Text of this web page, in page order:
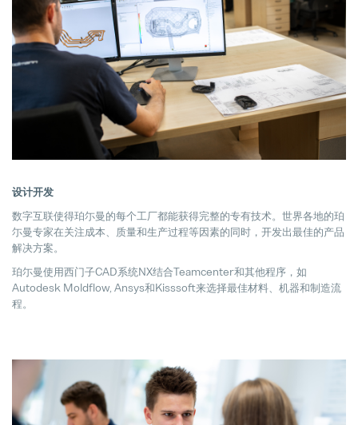
Pollmann is once again a
28. April 2025
Pollmann optimizes European
03. April 2025
hofer powertrain and Pollmann
11. March 2025
18. December 2024
设计开发
数字互联使得珀尓曼的每个工厂都能获得完整的专有技术。世界各地的珀
尓曼专家在关注成本、质量和生产过程等因素的同时，开发出最佳的产品
解决方案。
珀尓曼使用西门子CAD系统NX结合Teamcenter和其他程序，如
Autodesk Moldflow, Ansys和Kisssoft来选择最佳材料、机器和制造流
程。